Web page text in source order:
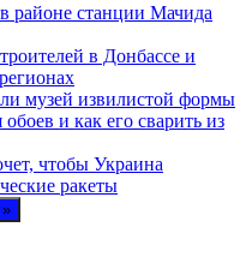
районе станции Мачида
в Донбассе и
музей извилистой формы
и как его сварить из
чтобы Украина
ракеты